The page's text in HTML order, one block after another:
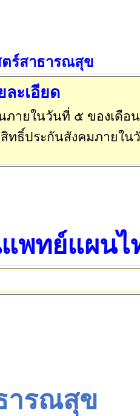
ร์สาธารณสุข
ละเอียด
ภายในวันที่ ๕ ของเดือ
สิทธิ์ประกันสังคมภายใ
พทย์แผนไ
ารณสุข